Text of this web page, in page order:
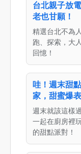
台北親子放
老也甘願！
精選台北不為
跑、探索，大
回憶！
哇！週末甜
家，甜蜜爆表
週末就該這樣
一起在廚房裡
的甜點派對！